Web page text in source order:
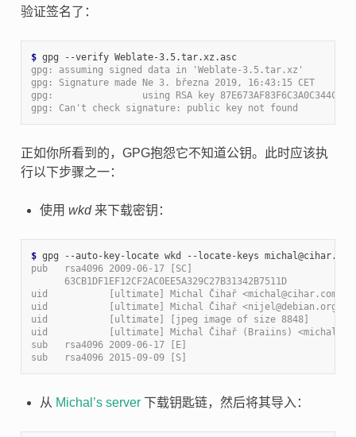
验证签名了：
$
gpg --verify Weblate-3.5.tar.xz.asc
gpg: assuming signed data in 'Weblate-3.5.tar.xz'
gpg: Signature made Ne 3. března 2019, 16:43:15 CET
gpg:                using RSA key
gpg: Can't check signature: public key not found
正如你所看到的，GPG抱怨它不知道公钥。此时应该执
行以下步骤之一：
使用 wkd来下载密钥：
$
pub   rsa4096 2009-06-17 [SC]
      63CB1DF1EF12CF2AC0EE5A329C27B31342B7511D
uid           [ultimate] Michal Čihař <michal@cihar.com>
uid           [ultimate] Michal Čihař <nijel@debian.org>
uid           [ultimate] [jpeg image of size 8848]
uid           [ultimate] Michal Čihař (Braiins)
sub   rsa4096 2009-06-17 [E]
sub   rsa4096 2015-09-09 [S]
从 Michal’s server下载钥匙链，然后将其导入：